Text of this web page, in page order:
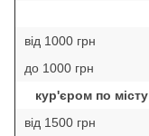
від 1000 грн
до 1000 грн
кур'єром по місту
від 1500 грн